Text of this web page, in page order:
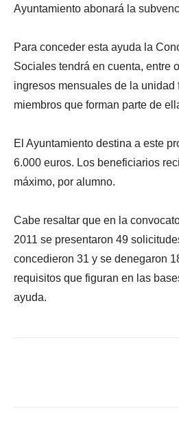
Ayuntamiento abonará la
Para conceder esta ayuda la
Sociales tendrá en cuenta, entre
ingresos mensuales de la unidad
miembros que forman parte de
El Ayuntamiento destina a este
6.000 euros. Los beneficiarios
máximo, por alumno.
Cabe resaltar que en la
2011 se presentaron 49
concedieron 31 y se denegaron
requisitos que figuran en las
ayuda.